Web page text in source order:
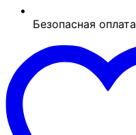
Безопасная оплата